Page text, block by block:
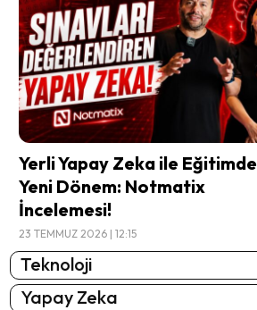
Yerli Yapay Zeka ile Eğitimde
Yeni Dönem: Notmatix
İncelemesi!
23 TEMMUZ 2026 | 12:15
Teknoloji
Yapay Zeka